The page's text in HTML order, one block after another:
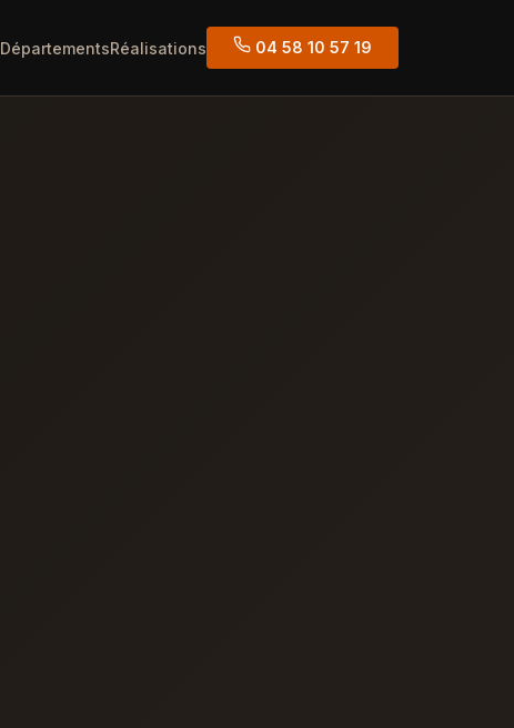
DépartementsRéalisations 04 58 10 57 19